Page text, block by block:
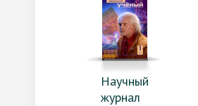
Научный
журнал